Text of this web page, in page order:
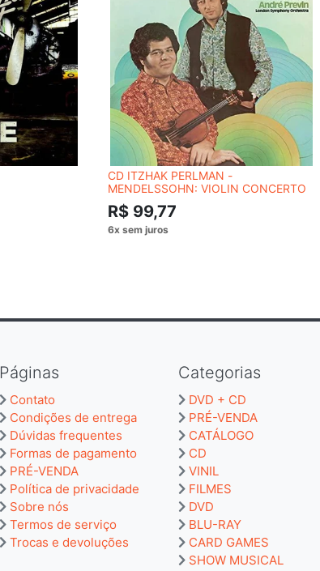
CD ITZHAK PERLMAN -
MENDELSSOHN: VIOLIN CONCERTO
R$ 99,77
Páginas
Contato
Condições de entrega
Dúvidas frequentes
Formas de pagamento
PRÉ-VENDA
Política de privacidade
Sobre nós
Termos de serviço
Trocas e devoluções
Categorias
DVD + CD
PRÉ-VENDA
CATÁLOGO
CD
VINIL
FILMES
DVD
BLU-RAY
CARD GAMES
SHOW MUSICAL